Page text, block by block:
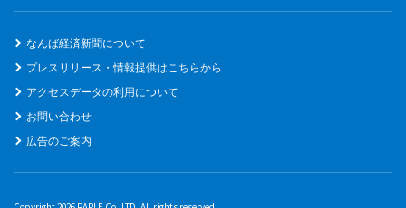
なんば経済新聞について
プレスリリース・情報提供はこちらから
アクセスデータの利用について
お問い合わせ
広告のご案内